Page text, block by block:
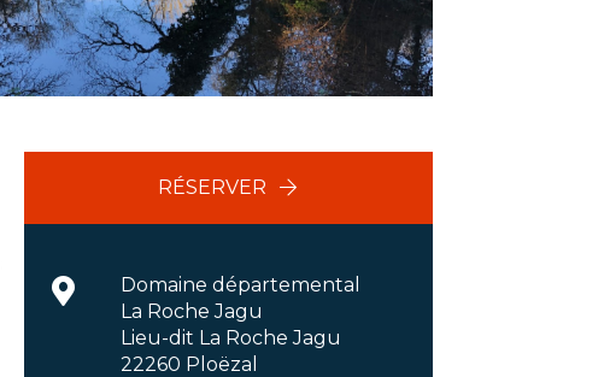
RÉSERVER
Domaine départemental
La Roche Jagu
Lieu-dit La Roche Jagu
22260 Ploëzal